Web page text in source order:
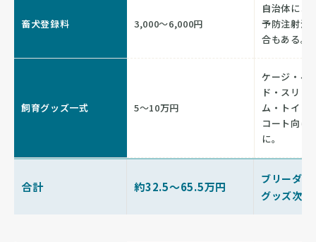
畜犬登録料 3,000〜6,000円
自治体によ
予防注射済
合もある。
飼育グッズ一式 5〜10万円
ケージ・ベ
ド・スリッ
ム・トイレ
コート向け
に。
合計 約32.5〜65.5万円
ブリーダ
グッズ次第